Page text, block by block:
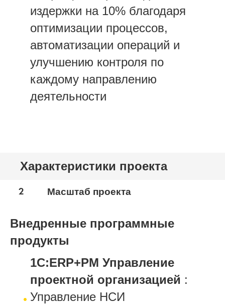
издержки на 10% благодаря
оптимизации процессов,
автоматизации операций и
улучшению контроля по
каждому направлению
деятельности
Характеристики проекта
2 Масштаб проекта
Внедренные программные
продукты
1С:ERP+PM Управление
проектной организацией :
Управление НСИ